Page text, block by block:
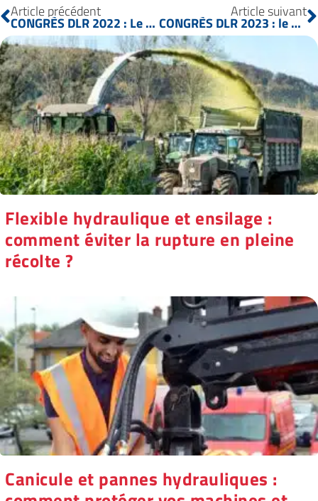
Article précédent
CONGRÈS DLR 2022 : Le retour de l’événement phare !
Article suivant
CONGRÈS DLR 2023 : le stand CHRONO Flex sous le signe de l’innovation et de la gastronomie
Flexible hydraulique et ensilage :
comment éviter la rupture en pleine
récolte ?
Canicule et pannes hydrauliques :